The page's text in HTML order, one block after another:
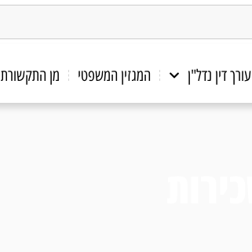
עורך דין נדל"ן המגזין המשפטי מן התקשורת